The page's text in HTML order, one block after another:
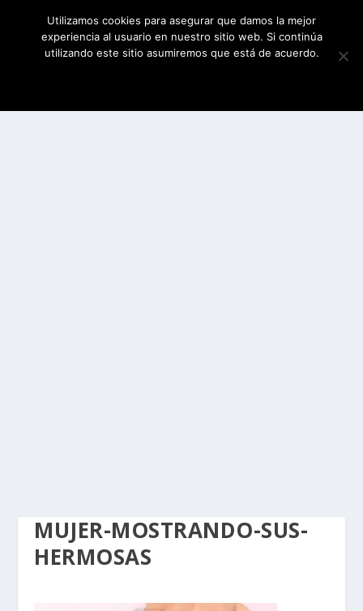
MUJER-MOSTRANDO-SUS-
HERMOSAS
Utilizamos cookies para asegurar que damos la mejor
experiencia al usuario en nuestro sitio web. Si continúa
utilizando este sitio asumiremos que está de acuerdo.